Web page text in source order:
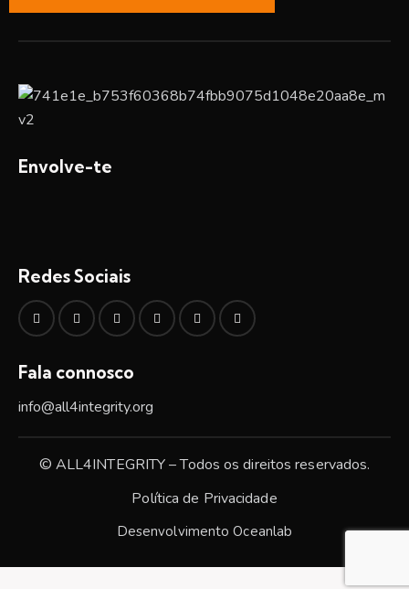
Envolve-te
Redes Sociais
Fala connosco
info@all4integrity.org
© ALL4INTEGRITY – Todos os direitos reservados.
Política de Privacidade
DesenvolvimentoOceanlab